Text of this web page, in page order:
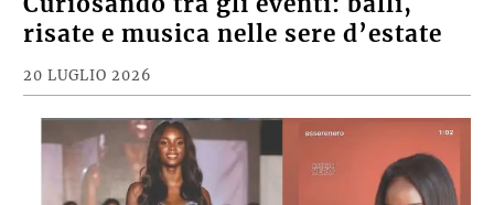
risate e musica nelle sere d’estate
20 LUGLIO 2026